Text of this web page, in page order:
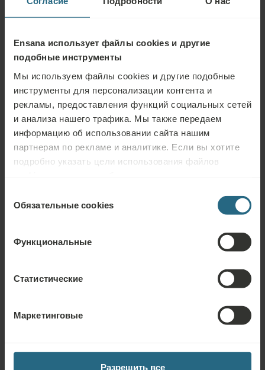
Ensana использует файлы cookies и другие
подобные инструменты
Мы используем файлы cookies и другие подобные
инструменты для персонализации контента и
рекламы, предоставления функций социальных сетей
и анализа нашего трафика. Мы также передаем
информацию об использовании сайта нашим
партнерам по рекламе и аналитике. Если вы хотите
подробно указать цели использования файлов
используйте кнопку «Разрешить всё».
согласия
Обязательные cookies
Функциональные
Статистические
Маркетинговые
Разрешить все
ДРУГОЕ
Банные принадлежности
Душ
Один умывальник
Набор для чистки обуви
Услуги